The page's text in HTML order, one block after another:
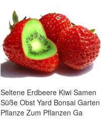
Seltene Erdbeere Kiwi Samen
Süße Obst Yard Bonsai Garten
Pflanze Zum Pflanzen Ga